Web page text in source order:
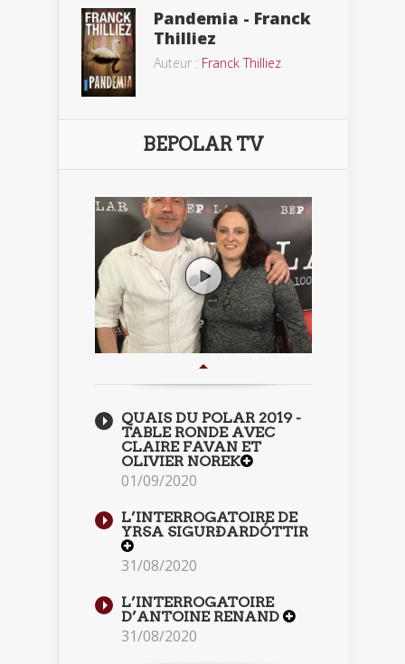
Pandemia - Franck
Thilliez
Auteur : Franck Thilliez
BEPOLAR TV
QUAIS DU POLAR 2019 -
TABLE RONDE AVEC
CLAIRE FAVAN ET
OLIVIER NOREK
01/09/2020
L’INTERROGATOIRE DE
YRSA SIGURÐARDÓTTIR
31/08/2020
L’INTERROGATOIRE
D’ANTOINE RENAND
31/08/2020